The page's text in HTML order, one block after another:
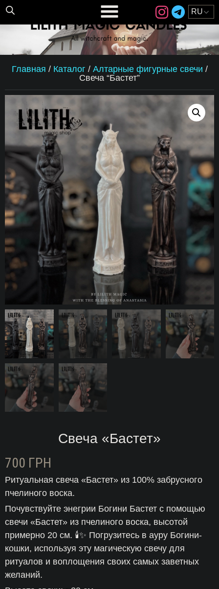
Главная / Каталог / Алтарные фигурные свечи /
Свеча “Бастет”
Свеча «Бастет»
700 ГРН
Ритуальная свеча «Бастет» из 100% забрусного
пчелиного воска.
Почувствуйте энегрии Богини Бастет с помощью
свечи «Бастет» из пчелиного воска, высотой
примерно 20 см. 🕯️✨ Погрузитесь в ауру Богини-
кошки, используя эту магическую свечу для
ритуалов и воплощения своих самых заветных
желаний.